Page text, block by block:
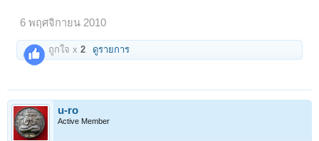
6 พฤศจิกายน 2010
ถูกใจ x2 ดูรายการ
u-ro
Active Member